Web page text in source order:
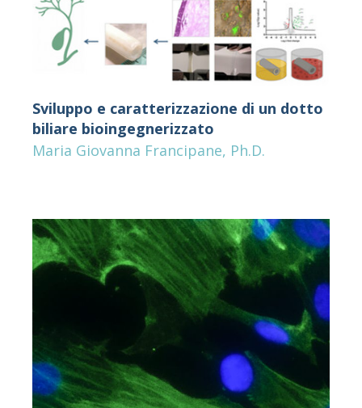
Sviluppo e caratterizzazione di un dotto
biliare bioingegnerizzato
Maria Giovanna Francipane, Ph.D.